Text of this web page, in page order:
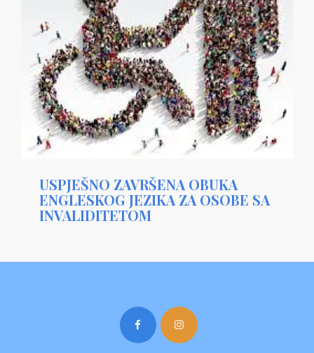
USPJEŠNO ZAVRŠENA OBUKA
ENGLESKOG JEZIKA ZA OSOBE SA
INVALIDITETOM